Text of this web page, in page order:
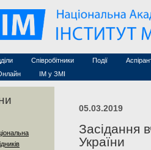
робота
Співробітники
Асоційовані дослідники
Технічний персонал
Події
Конференції
Курси з
ІМ у ЗМІ
05.03.2019
Засідання
України